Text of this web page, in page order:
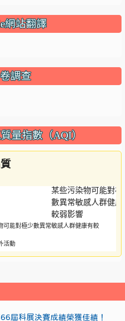
網站翻譯
調查
量指數（AQI）
可能對極少數異常敏感人群健康有較
活動
屆科展決賽成績榮獲佳績！